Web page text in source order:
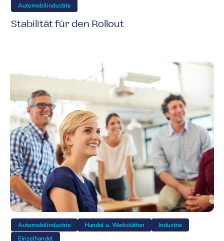
Automobilindustrie
Stabilität für den Rollout
Automobilindustrie Handel u. Werkstätten
Industrie
Einzelhandel